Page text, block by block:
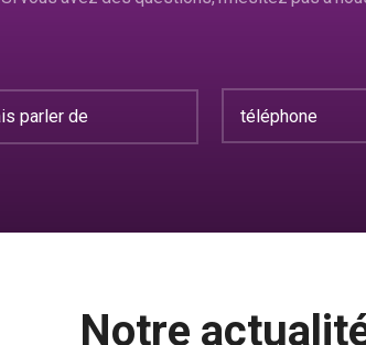
Notre